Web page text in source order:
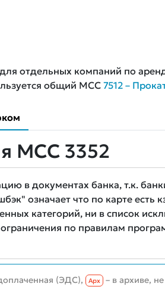
отдельных компаний по
общий MCC 7512 –
MCC 3352
в документах банка, т.к.
означает что по карте есть
категорий, ни в список
по правилам
(ЭДС), Aрх – в архиве,